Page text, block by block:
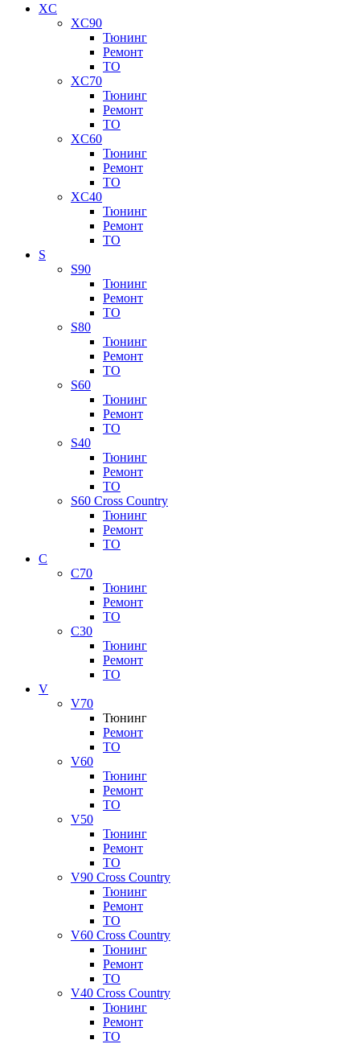
XC
XC90
Тюнинг
Ремонт
ТО
XC70
Тюнинг
Ремонт
ТО
XC60
Тюнинг
Ремонт
ТО
XC40
Тюнинг
Ремонт
ТО
S
S90
Тюнинг
Ремонт
ТО
S80
Тюнинг
Ремонт
ТО
S60
Тюнинг
Ремонт
ТО
S40
Тюнинг
Ремонт
ТО
S60 Cross Country
Тюнинг
Ремонт
ТО
C
C70
Тюнинг
Ремонт
ТО
C30
Тюнинг
Ремонт
ТО
V
V70
Тюнинг
Ремонт
ТО
V60
Тюнинг
Ремонт
ТО
V50
Тюнинг
Ремонт
ТО
V90 Cross Country
Тюнинг
Ремонт
ТО
V60 Cross Country
Тюнинг
Ремонт
ТО
V40 Cross Country
Тюнинг
Ремонт
ТО